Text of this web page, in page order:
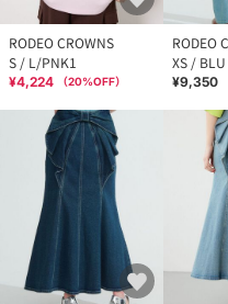
RODEO CROWNS
S / L/PNK1
¥4,224 （20%OFF）
RODEO
XS / BLU
¥9,350